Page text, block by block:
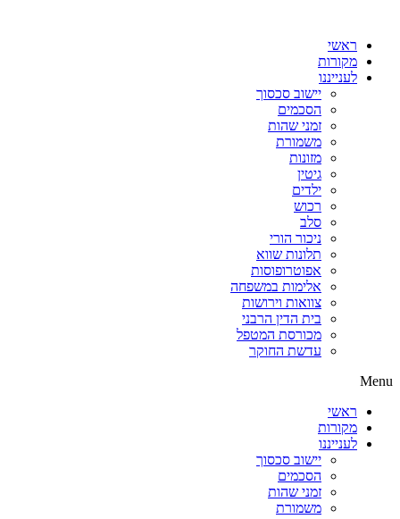
ראשי
מקורות
לענייננו
יישוב סכסוך
הסכמים
זמני שהות
משמורת
מזונות
גיטין
ילדים
רכוש
סלב
ניכור הורי
תלונות שווא
אפוטרופוסות
אלימות במשפחה
צוואות וירושות
בית הדין הרבני
מכורסת המטפל
עדשת החוקר
Menu
ראשי
מקורות
לענייננו
יישוב סכסוך
הסכמים
זמני שהות
משמורת